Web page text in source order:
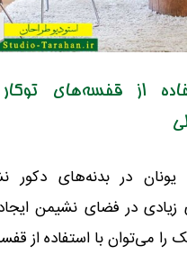
استفاده از قفسه‌های
یونان در بدنه‌های دکور
زیادی در فضای نشیمن
می‌توان با استفاده از